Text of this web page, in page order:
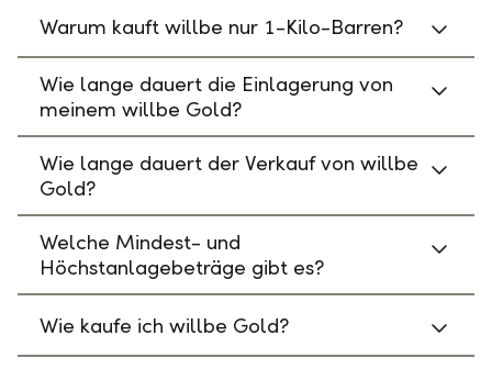
Warum kauft willbe nur 1-Kilo-Barren?
Wie lange dauert die Einlagerung von
meinem willbe Gold?
Wie lange dauert der Verkauf von willbe
Gold?
Welche Mindest- und
Höchstanlagebeträge gibt es?
Wie kaufe ich willbe Gold?